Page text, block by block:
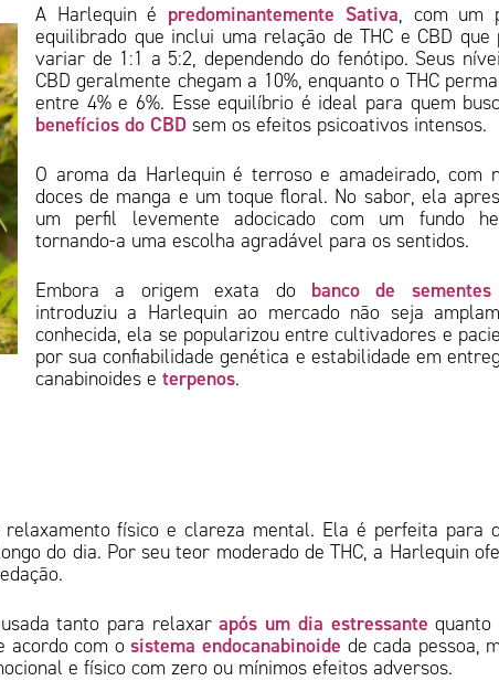
A Harlequin é predominantemente Sativa, com um
equilibrado que inclui uma relação de THC e CBD que
variar de 1:1 a 5:2, dependendo do fenótipo. Seus
CBD geralmente chegam a 10%, enquanto o THC
entre 4% e 6%. Esse equilíbrio é ideal para quem
benefícios do CBD sem os efeitos psicoativos intensos.
O aroma da Harlequin é terroso e amadeirado, com
doces de manga e um toque floral. No sabor, ela
um perfil levemente adocicado com um fundo
tornando-a uma escolha agradável para os sentidos.
Embora a origem exata do banco de sementes
introduziu a Harlequin ao mercado não seja
conhecida, ela se popularizou entre cultivadores e
por sua confiabilidade genética e estabilidade em
canabinoides e terpenos.
físico e clareza mental. Ela é perfeita para
do dia. Por seu teor moderado de THC, a Harlequin
tanto para relaxarapós um dia estressante quanto
acordo com osistema endocanabinoide de cada pessoa,
e físico com zero ou mínimos efeitos adversos.